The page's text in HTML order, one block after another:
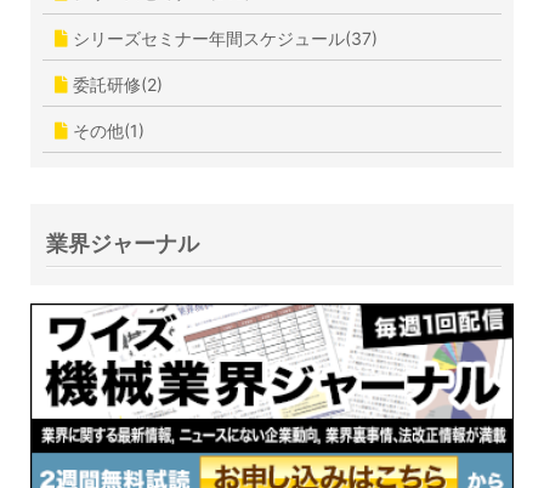
シリーズセミナー年間スケジュール(37)
委託研修(2)
その他(1)
業界ジャーナル